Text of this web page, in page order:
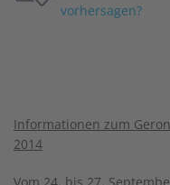
vorhersagen?
Informationen zum
2014